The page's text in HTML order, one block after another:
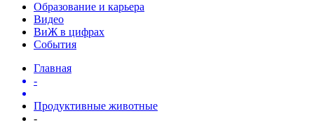
Образование и карьера
Видео
ВиЖ в цифрах
События
Главная
-
Продуктивные животные
-